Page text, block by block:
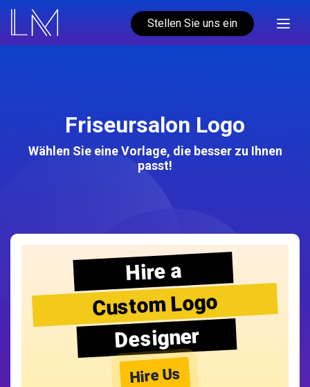
Stellen Sie uns ein
Friseursalon Logo
Wählen Sie eine Vorlage, die besser zu Ihnen
passt!
Hire a
Custom Logo
Designer
Hire Us